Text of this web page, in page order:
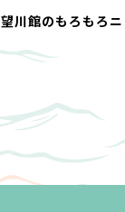
望川館のもろもろ